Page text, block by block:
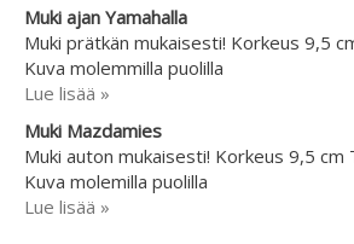
Muki ajan Yamahalla
Muki prätkän mukaisesti! Korkeus 9,5
Kuva molemmilla puolilla
Lue lisää »
Muki Mazdamies
Muki auton mukaisesti! Korkeus 9,5 cm
Kuva molemilla puolilla
Lue lisää »